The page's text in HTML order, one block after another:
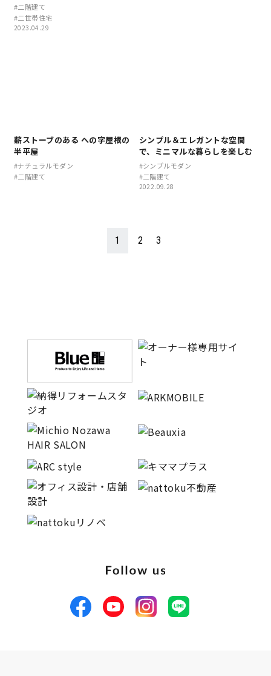
キママプラス
施工事例 お客さまの声
土地情報
CLOSE
#二階建て
#二世帯住宅
2023.04.29
薪ストーブのある への字屋根の
半平屋
#ナチュラルモダン
#二階建て
シンプル＆エレガントな空間
で、ミニマルな暮らしを楽しむ
#シンプルモダン
#二階建て
2022.09.28
1 2 3